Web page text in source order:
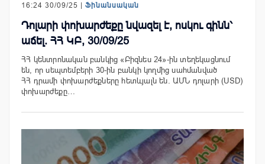
16:24 30/09/25 | Ֆինանսական
Դոլարի փոխարժեքը նվազել է, ոսկու գինն՝
աճել. ՀՀ ԿԲ, 30/09/25
ՀՀ կենտրոնական բանկից «Բիզնես 24»-ին տեղեկացնում
են, որ սեպտեմբերի 30-ին բանկի կողմից սահմանված
ՀՀ դրամի փոխարժեքները հետևյալն են. ԱՄՆ դոլարի (USD)
փոխարժեքը…